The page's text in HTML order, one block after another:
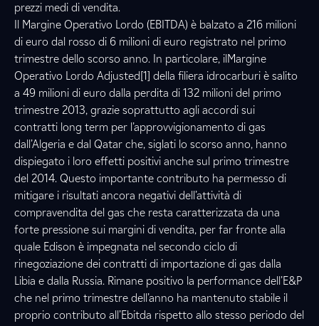
prezzi medi di vendita.
Il Margine Operativo Lordo (EBITDA) è balzato a 216 milioni
di euro dal rosso di 6 milioni di euro registrato nel primo
trimestre dello scorso anno. In particolare, ilMargine
Operativo Lordo Adjusted[1] della filiera idrocarburi è salito
a 49 milioni di euro dalla perdita di 132 milioni del primo
trimestre 2013, grazie soprattutto agli accordi sui
contratti long term per l’approvvigionamento di gas
dall’Algeria e dal Qatar che, siglati lo scorso anno, hanno
dispiegato i loro effetti positivi anche sul primo trimestre
del 2014. Questo importante contributo ha permesso di
mitigare i risultati ancora negativi dell’attività di
compravendita del gas che resta caratterizzata da una
forte pressione sui margini di vendita, per far fronte alla
quale Edison è impegnata nel secondo ciclo di
rinegoziazione dei contratti di importazione di gas dalla
Libia e dalla Russia. Rimane positivo la performance dell’E&P
che nel primo trimestre dell’anno ha mantenuto stabile il
proprio contributo all’Ebitda rispetto allo stesso periodo del